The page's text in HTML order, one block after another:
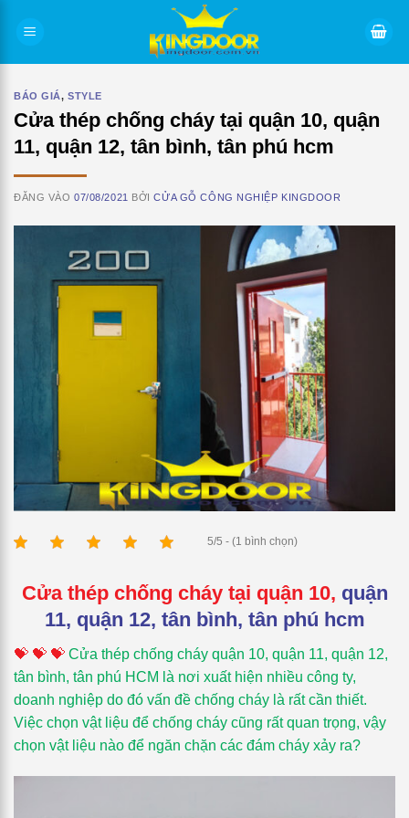
BÁO GIÁ,STYLE
Cửa thép chống cháy tại quận 10, quận
11, quận 12, tân bình, tân phú hcm
ĐĂNG VÀO07/08/2021 BỞICỬA GỖ CÔNG NGHIỆP KINGDOOR
5/5 - (1 bình chọn)
Cửa thép chống cháy tại quận 10, quận
11, quận 12, tân bình, tân phú hcm
💝 💝 💝 Cửa thép chống cháy quận 10, quận 11, quận 12,
tân bình, tân phú HCM là nơi xuất hiện nhiều công ty,
doanh nghiệp do đó vấn đề chống cháy là rất cần thiết.
Việc chọn vật liệu để chống cháy cũng rất quan trọng, vậy
chọn vật liệu nào để ngăn chặn các đám cháy xảy ra?